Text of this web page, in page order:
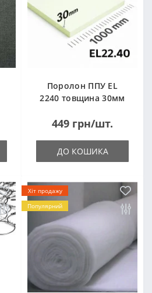
Поролон ППУ EL
2240 товщина 30мм
(1000x2000мм)
449 грн/шт.
ДО КОШИКА
Хіт продажу
Популярний